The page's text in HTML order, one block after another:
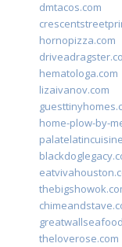
dmtacos.com
hornopizza.com
hematologa.com
lizaivanov.com
home-plow-by-
theloverose.com